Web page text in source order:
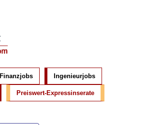
Finanzjobs Ingenieurjobs
Preiswert-Expressinserate